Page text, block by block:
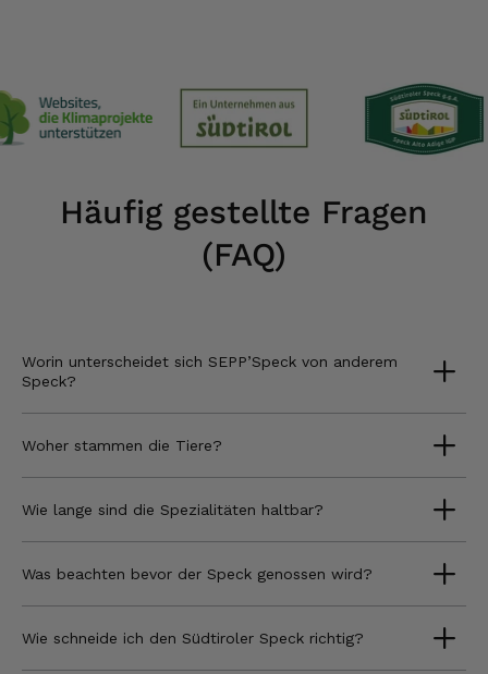
Häufig gestellte Fragen
(FAQ)
Worin unterscheidet sich SEPP’Speck von anderem
Speck?
Woher stammen die Tiere?
Wie lange sind die Spezialitäten haltbar?
Was beachten bevor der Speck genossen wird?
Wie schneide ich den Südtiroler Speck richtig?